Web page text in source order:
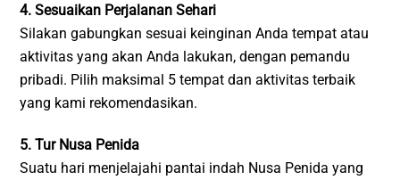
4. Sesuaikan Perjalanan Sehari
Silakan gabungkan sesuai keinginan Anda tempat atau
aktivitas yang akan Anda lakukan, dengan pemandu
pribadi. Pilih maksimal 5 tempat dan aktivitas terbaik
yang kami rekomendasikan.
5. Tur Nusa Penida
Suatu hari menjelajahi pantai indah Nusa Penida yang